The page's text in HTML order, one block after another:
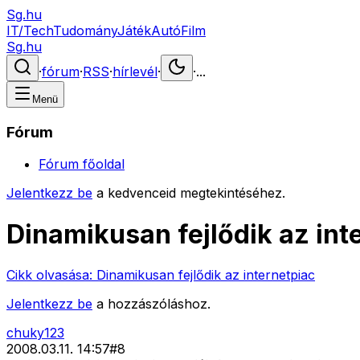
Sg.hu
IT/TechTudományJátékAutóFilm
Sg.hu
·fórum·RSS·hírlevél· ·...
Menü
Fórum
Fórum főoldal
Jelentkezz be a kedvenceid megtekintéséhez.
Dinamikusan fejlődik az
Cikk olvasása: Dinamikusan fejlődik az internetpiac
Jelentkezz be a hozzászóláshoz.
chuky123
2008.03.11. 14:57#8